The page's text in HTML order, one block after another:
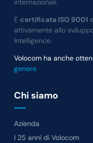
È certificata ISO 9001
attivamente allo
Intelligence.
Volocom ha anche
genere
Chi siamo
Azienda
I 25 anni di Volocom